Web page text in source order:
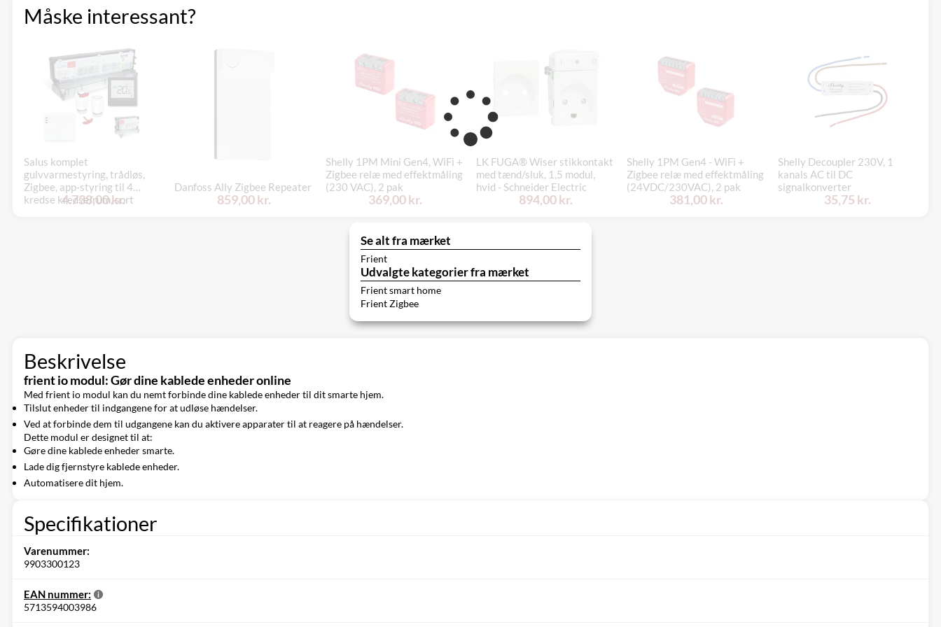
Måske interessant?
Salus komplet
gulvvarmestyring, trådløs,
Zigbee, app-styring til 4
kredse kredse/rum, sort
4.738,00 kr.
Danfoss Ally Zigbee Repeater
859,00 kr.
Shelly 1PM Mini Gen4, WiFi +
Zigbee relæ med effektmåling
(230 VAC), 2 pak
369,00 kr.
LK FUGA® Wiser stikkontakt
med tænd/sluk, 1,5 modul,
hvid - Schneider Electric
894,00 kr.
Shelly 1PM Gen4 - WiFi +
Zigbee relæ med effektmåling
(24VDC/230VAC), 2 pak
381,00 kr.
Shelly Decoupler 230V, 1
kanals AC til DC
signalkonverter
35,75 kr.
Se alt fra mærket
Frient
Udvalgte kategorier fra mærket
Frient smart home
Frient Zigbee
Beskrivelse
frient io modul: Gør dine kablede enheder online
Med frient io modul kan du nemt forbinde dine kablede enheder til dit smarte hjem.
Tilslut enheder til indgangene for at udløse hændelser.
Ved at forbinde dem til udgangene kan du aktivere apparater til at reagere på hændelser.
Dette modul er designet til at:
Gøre dine kablede enheder smarte.
Lade dig fjernstyre kablede enheder.
Automatisere dit hjem.
Specifikationer
Varenummer:
9903300123
EAN nummer:
5713594003986